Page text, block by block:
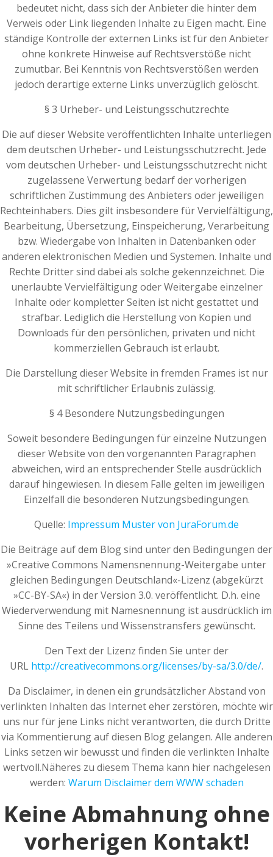
bedeutet nicht, dass sich der Anbieter die hinter dem
Verweis oder Link liegenden Inhalte zu Eigen macht. Eine
ständige Kontrolle der externen Links ist für den Anbieter
ohne konkrete Hinweise auf Rechtsverstöße nicht
zumutbar. Bei Kenntnis von Rechtsverstößen werden
jedoch derartige externe Links unverzüglich gelöscht.
§ 3 Urheber- und Leistungsschutzrechte
Die auf dieser Website veröffentlichten Inhalte unterliegen
dem deutschen Urheber- und Leistungsschutzrecht. Jede
vom deutschen Urheber- und Leistungsschutzrecht nicht
zugelassene Verwertung bedarf der vorherigen
schriftlichen Zustimmung des Anbieters oder jeweiligen
Rechteinhabers. Dies gilt insbesondere für Vervielfältigung,
Bearbeitung, Übersetzung, Einspeicherung, Verarbeitung
bzw. Wiedergabe von Inhalten in Datenbanken oder
anderen elektronischen Medien und Systemen. Inhalte und
Rechte Dritter sind dabei als solche gekennzeichnet. Die
unerlaubte Vervielfältigung oder Weitergabe einzelner
Inhalte oder kompletter Seiten ist nicht gestattet und
strafbar. Lediglich die Herstellung von Kopien und
Downloads für den persönlichen, privaten und nicht
kommerziellen Gebrauch ist erlaubt.
Die Darstellung dieser Website in fremden Frames ist nur
mit schriftlicher Erlaubnis zulässig.
§ 4 Besondere Nutzungsbedingungen
Soweit besondere Bedingungen für einzelne Nutzungen
dieser Website von den vorgenannten Paragraphen
abweichen, wird an entsprechender Stelle ausdrücklich
darauf hingewiesen. In diesem Falle gelten im jeweiligen
Einzelfall die besonderen Nutzungsbedingungen.
Quelle: Impressum Muster von JuraForum.de
Die Beiträge auf dem Blog sind unter den Bedingungen der
»Creative Commons Namensnennung-Weitergabe unter
gleichen Bedingungen Deutschland«-Lizenz (abgekürzt
»CC-BY-SA«) in der Version 3.0. veröffentlicht. D.h. eine
Wiederverwendung mit Namesnennung ist ausdrücklich im
Sinne des Teilens und Wissenstransfers gewünscht.
Den Text der Lizenz finden Sie unter der
URL http://creativecommons.org/licenses/by-sa/3.0/de/.
Da Disclaimer, in denen ein grundsätzlicher Abstand von
verlinkten Inhalten das Internet eher zerstören, möchte wir
uns nur für jene Links nicht verantworten, die durch Dritte
via Kommentierung auf diesen Blog gelangen. Alle anderen
Links setzen wir bewusst und finden die verlinkten Inhalte
wertvoll.Näheres zu diesem Thema kann hier nachgelesen
werden: Warum Disclaimer dem WWW schaden
Keine Abmahnung ohne
vorherigen Kontakt!